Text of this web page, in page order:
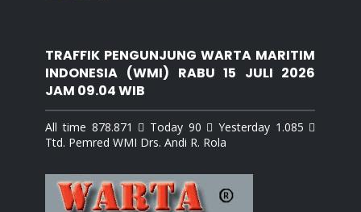
TRAFFIK PENGUNJUNG WARTA MARITIM
INDONESIA (WMI) RABU 15 JULI 2026
JAM 09.04 WIB
All time 878.871  Today 90  Yesterday 1.085 
Ttd. Pemred WMI Drs. Andi R. Rola